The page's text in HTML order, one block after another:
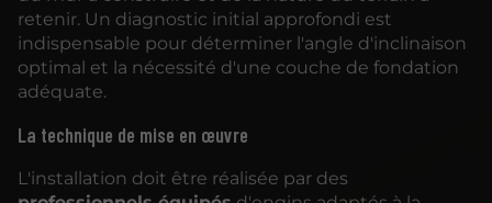
retenir. Un diagnostic initial approfondi est
indispensable pour déterminer l'angle d'inclinaison
optimal et la nécessité d'une couche de fondation
adéquate.
La technique de mise en œuvre
L'installation doit être réalisée par des